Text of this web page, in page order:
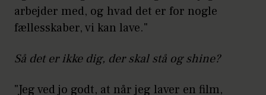
arbejder med, og hvad det er for nogle
fællesskaber, vi kan lave."
Så det er ikke dig, der skal stå og shine?
"Jeg ved jo godt, at når jeg laver en film,